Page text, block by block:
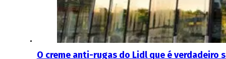
O creme anti-rugas do Lidl que é verdadeiro